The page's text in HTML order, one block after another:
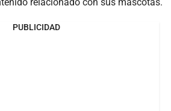
PUBLICIDAD